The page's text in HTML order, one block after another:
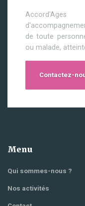
de toute
ou malade,
Contactez-
Menu
Qui sommes-nous ?
Nos activités